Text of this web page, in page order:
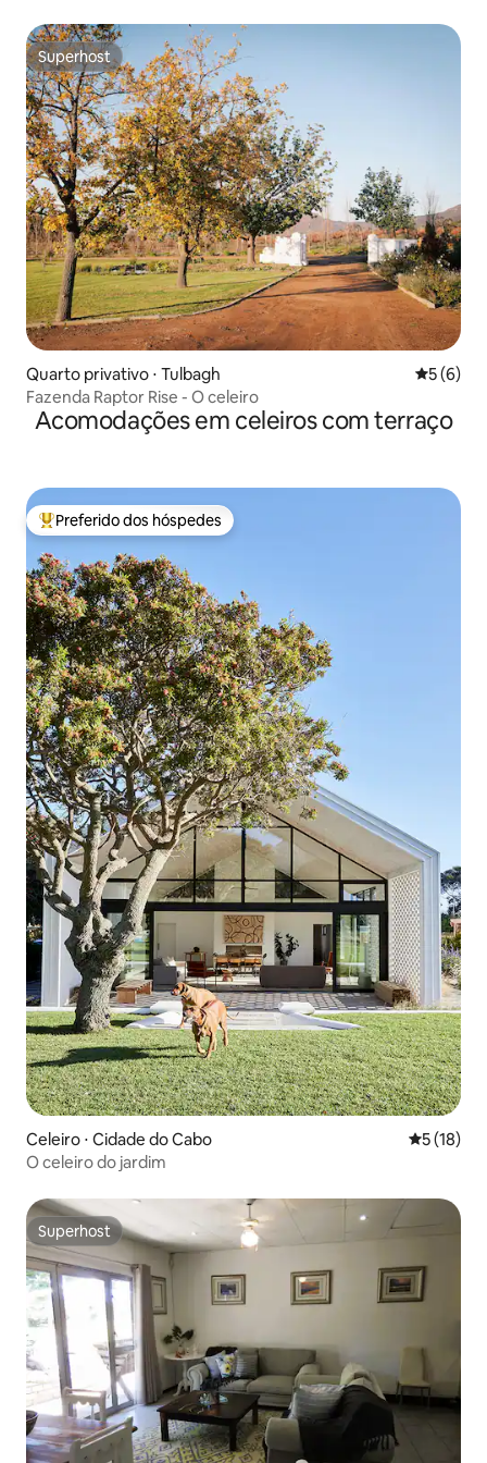
Superhost
Superhost
Quarto privativo ⋅ Tulbagh 5 de
5 (6)
Fazenda Raptor Rise - O celeiro
Acomodações em celeiros com terraço
Entre os melhores preferidos dos hóspedes
Preferido dos hóspedes
Celeiro ⋅ Cidade do Cabo 5 de uma
5 (18)
O celeiro do jardim
Superhost
Superhost